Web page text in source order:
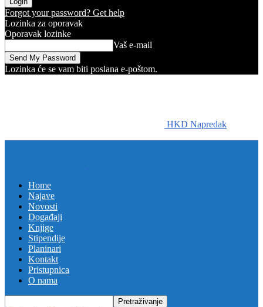
Forgot your password? Get help
Lozinka za oporavak
Oporavak lozinke
Vaš e-mail
Lozinka će se vam biti poslana e-poštom.
HKD Napredak
Home
Najave
Novosti
Događaji
Knjige
Stipendije
Planinari
Kontakt
Pristupnica
O nama